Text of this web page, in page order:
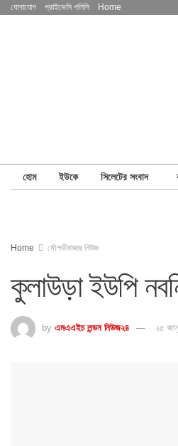
যোগাযোগ প্রাইভেসি পলিসি Home
হোম ইউকে সিলেটের সংবাদ
Home মৌলভীবাজার নিউজ
কুলাউড়া ইউপি
by এমএএইচ লন্ডন নিউজ২৪ ২৫